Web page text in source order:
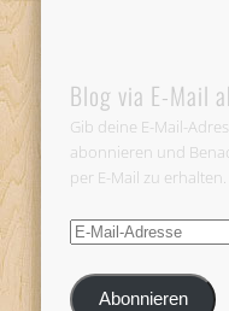
Blog via E-Mail
Gib deine E-Mail-
abonnieren und
per E-Mail zu erhalten.
E-
Adresse
Abonnieren